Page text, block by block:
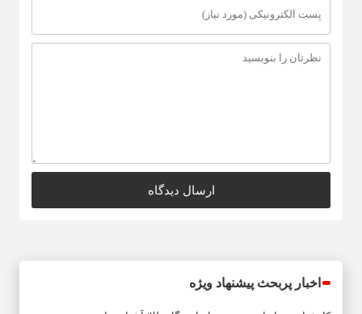
اخبار پربحث پیشنهاد ویژه